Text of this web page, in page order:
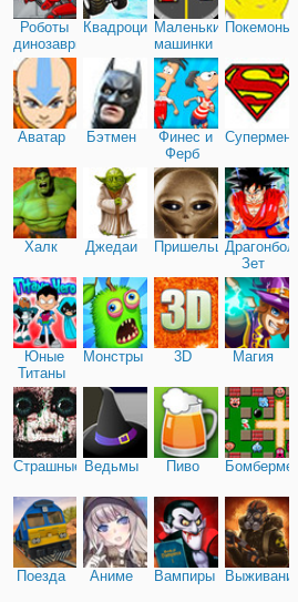
Роботы
динозавры
КвадроциклыМаленькие
машинки
Покемоны
Аватар Бэтмен
Финес и
Ферб
Супермен
Халк Джедаи ПришельцыДрагонболл
Зет
Юные
Титаны
Монстры 3D Магия
Страшные Ведьмы Пиво Бомбермен
Поезда Аниме Вампиры Выживание